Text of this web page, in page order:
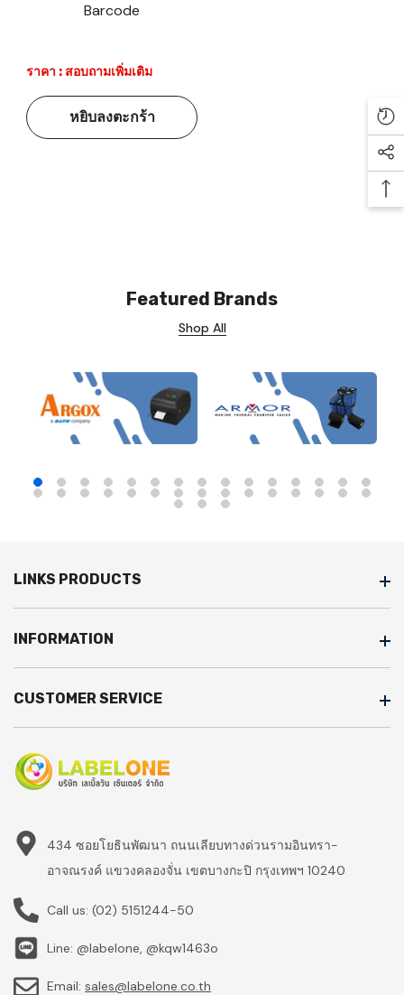
Barcode
ราคา : สอบถามเพิ่มเติม
หยิบลงตะกร้า
Featured Brands
Shop All
LINKS PRODUCTS
INFORMATION
CUSTOMER SERVICE
434 ซอยโยธินพัฒนา ถนนเลียบทางด่วนรามอินทรา-
อาจณรงค์ แขวงคลองจั่น เขตบางกะปิ กรุงเทพฯ 10240
Call us: (02) 5151244-50
Line: @labelone, @kqw1463o
Email: sales@labelone.co.th